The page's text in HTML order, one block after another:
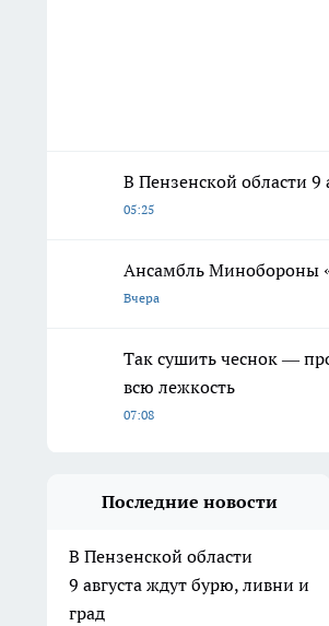
В Пензенской области 9
05:25
Ансамбль Минобороны
Вчера
Так сушить чеснок —
всю лежкость
07:08
Последние новости
В Пензенской области
9 августа ждут бурю, ливни и
град